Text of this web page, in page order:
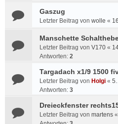
Gaszug
Letzter Beitrag von wolle «
Manschette
Letzter Beitrag von V170 «
Antworten: 2
Targadach x1/9 1500
Letzter Beitrag von Holgi «
Antworten: 3
Dreieckfenster
Letzter Beitrag von martens «